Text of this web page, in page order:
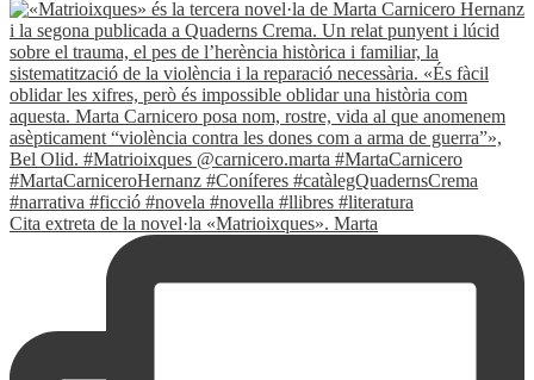
Cita extreta de la novel·la «Matrioixques». Marta